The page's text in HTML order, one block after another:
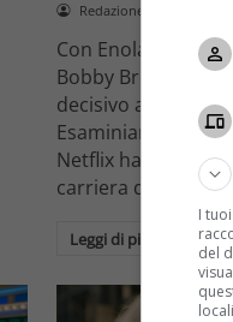
Redazione Velvet
Con Enola Holmes
Bobby Brown
decisivo a
Esaminiamo come
Netflix ha
carriera da attrice
Leggi di più
I
del